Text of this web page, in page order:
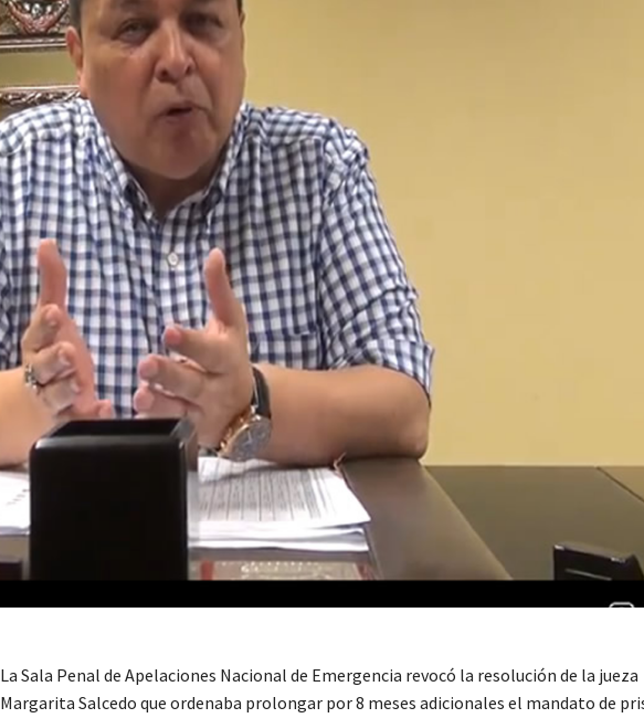
La Sala Penal de Apelaciones Nacional de Emergencia revocó la resolución de la jueza
Margarita Salcedo que ordenaba prolongar por 8 meses adicionales el mandato de